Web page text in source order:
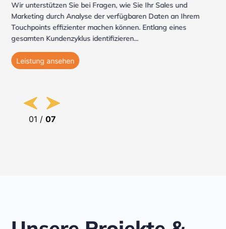
​Wir unterstützen Sie bei Fragen, wie Sie Ihr Sales und
Marketing durch Analyse der verfügbaren Daten an Ihrem
Touchpoints effizienter machen können. Entlang eines
gesamten Kundenzyklus identifizieren...
Leistung ansehen
01 /07